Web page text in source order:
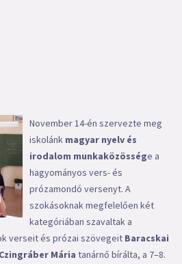
November 14-én szervezte meg
iskolánk magyar nyelv és
irodalom munkaközössége a
hagyományos vers- és
prózamondó versenyt. A
szokásoknak megfelelően két
kategóriában szavaltak a
verseit és prózai szövegeit Baracskai
Mária tanárnő bírálta, a 7–8.